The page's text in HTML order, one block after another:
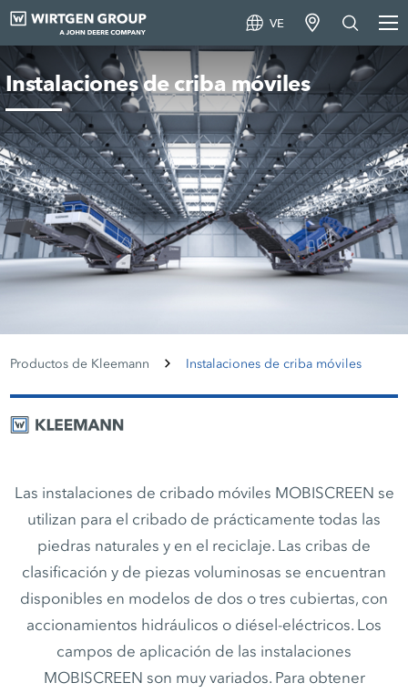
VE
Instalaciones de criba móviles
Productos de Kleemann Instalaciones de criba móviles
Las instalaciones de cribado móviles MOBISCREEN se
utilizan para el cribado de prácticamente todas las
piedras naturales y en el reciclaje. Las cribas de
clasificación y de piezas voluminosas se encuentran
disponibles en modelos de dos o tres cubiertas, con
accionamientos hidráulicos o diésel-eléctricos. Los
campos de aplicación de las instalaciones
MOBISCREEN son muy variados. Para obtener